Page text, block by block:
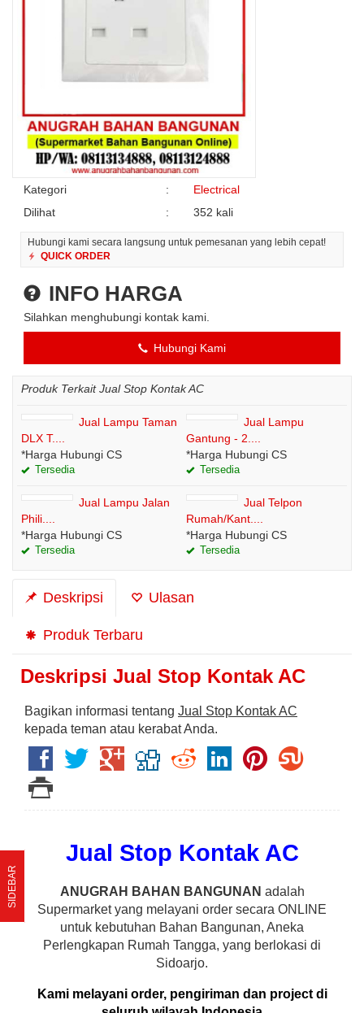
Kategori :
Electrical
Dilihat
: 352 kali
Hubungi kami secara langsung untuk pemesanan yang lebih cepat!
QUICK ORDER
INFO HARGA
Silahkan menghubungi kontak kami.
Hubungi Kami
Produk Terkait Jual Stop Kontak AC
Jual Lampu Taman
DLX T....
*Harga Hubungi CS
Tersedia
Jual Lampu
Gantung - 2....
*Harga Hubungi CS
Tersedia
Jual Lampu Jalan
Phili....
*Harga Hubungi CS
Tersedia
Jual Telpon
Rumah/Kant....
*Harga Hubungi CS
Tersedia
Deskripsi Ulasan
Produk Terbaru
Deskripsi Jual Stop Kontak AC
Bagikan informasi tentang Jual Stop Kontak AC
kepada teman atau kerabat Anda.
Jual Stop Kontak AC
ANUGRAH BAHAN BANGUNAN adalah
Supermarket yang melayani order secara ONLINE
untuk kebutuhan Bahan Bangunan, Aneka
Perlengkapan Rumah Tangga, yang berlokasi di
Sidoarjo.
Kami melayani order, pengiriman dan project di
SIDEBAR